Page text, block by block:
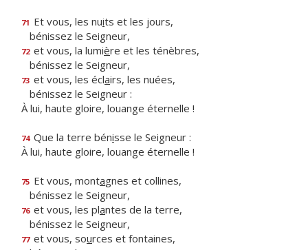
71 Et vous, les nuits et les jours,
bénissez le Seigneur,
72 et vous, la lumière et les ténèbres,
bénissez le Seigneur,
73 et vous, les éclairs, les nuées,
bénissez le Seigneur :
À lui, haute gloire, louange éternelle !
74 Que la terre bénisse le Seigneur :
À lui, haute gloire, louange éternelle !
75 Et vous, montagnes et collines,
bénissez le Seigneur,
76 et vous, les plantes de la terre,
bénissez le Seigneur,
77 et vous, sources et fontaines,